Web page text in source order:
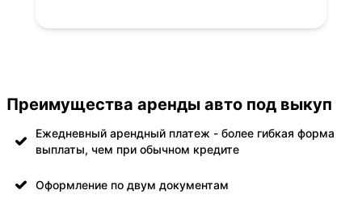
Преимущества аренды авто под выкуп
Ежедневный арендный платеж - более гибкая форма
выплаты, чем при обычном кредите
Оформление по двум документам